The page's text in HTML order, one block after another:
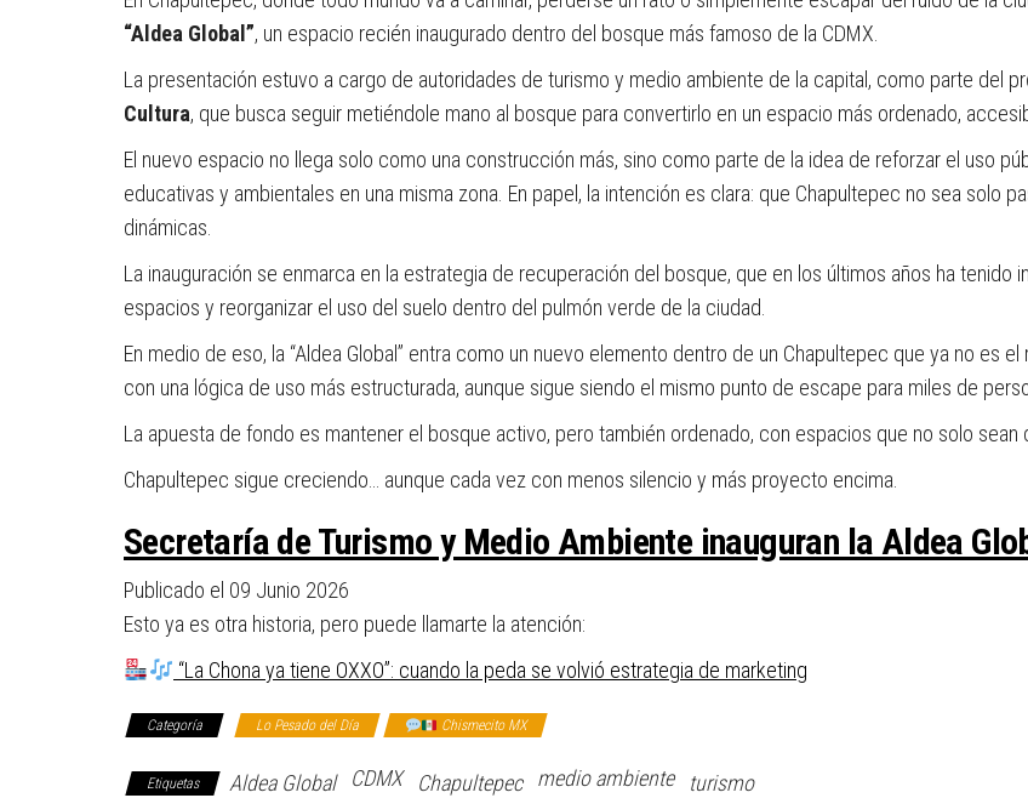
“Aldea Global”, un espacio recién inaugurado dentro del bosque más famoso de la CDMX.
La presentación estuvo a cargo de autoridades de turismo y medio ambiente de la capital, como parte del
Cultura, que busca seguir metiéndole mano al bosque para convertirlo en un espacio más ordenado,
El nuevo espacio no llega solo como una construcción más, sino como parte de la idea de reforzar el uso
educativas y ambientales en una misma zona. En papel, la intención es clara: que Chapultepec no sea solo
dinámicas.
La inauguración se enmarca en la estrategia de recuperación del bosque, que en los últimos años ha tenido
espacios y reorganizar el uso del suelo dentro del pulmón verde de la ciudad.
En medio de eso, la “Aldea Global” entra como un nuevo elemento dentro de un Chapultepec que ya no es
con una lógica de uso más estructurada, aunque sigue siendo el mismo punto de escape para miles de
La apuesta de fondo es mantener el bosque activo, pero también ordenado, con espacios que no solo
Chapultepec sigue creciendo… aunque cada vez con menos silencio y más proyecto encima.
Secretaría de Turismo y Medio Ambiente inauguran la Aldea
Publicado el 09 Junio 2026
Esto ya es otra historia, pero puede llamarte la atención:
“La Chona ya tiene OXXO”: cuando la peda se volvió estrategia de marketing
Categoría Lo Pesado del Día Chismecito MX
Etiquetas Aldea Global CDMX Chapultepec medio ambiente turismo